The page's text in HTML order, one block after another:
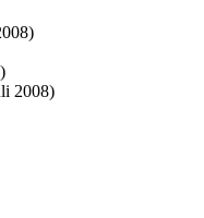
2008)